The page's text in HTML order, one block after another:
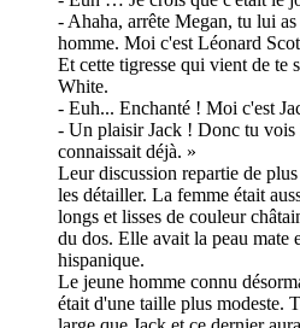
- Ahaha, arrête Megan, tu lui
homme. Moi c'est Léonard
Et cette tigresse qui vient de te
White.
- Euh... Enchanté ! Moi c'est
- Un plaisir Jack ! Donc tu
connaissait déjà. »
Leur discussion repartie de
les détailler. La femme était
longs et lisses de couleur
du dos. Elle avait la peau mate
hispanique.
Le jeune homme connu
était d'une taille plus modeste.